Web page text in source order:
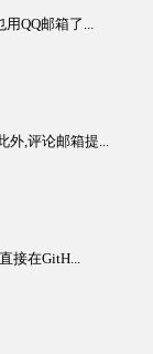
QQ邮箱了...
外,评论邮箱提...
接在GitH...